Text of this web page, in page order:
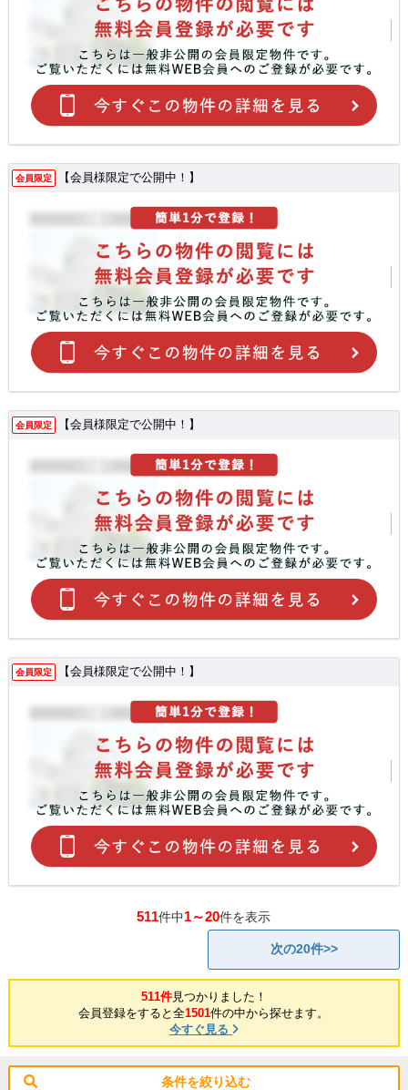
会員限定 【会員様限定で公開中！】
会員限定 【会員様限定で公開中！】
会員限定 【会員様限定で公開中！】
511件中1～20件を表示
次の20件>>
511件見つかりました！
会員登録をすると全1501件の中から探せます。
今すぐ見る
条件を絞り込む